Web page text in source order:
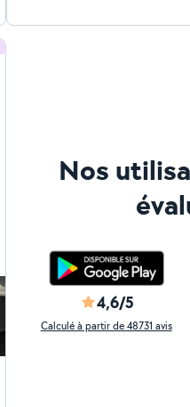
Nos
4,6/5
Calculé à partir de 48731 avis